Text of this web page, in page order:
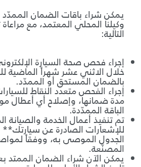
يمكن شراء باقات الضمان الممدّد
وكيلنا المحلي المعتمد، مع
التالية:
إجراء فحص صحة السيارة
خلال الاثني عشر شهراً الماضية
بالضمان المستحق أو الممدّد.
إجراء الفحص متعدد النقاط
مدة ضمانها، وإصلاح أي أعطال
الباقة الممدّدة.
تم تنفيذ أعمال الخدمة والصيانة
للإشعارات الصادرة عن
الجدول الموصى به، ووفقاً
المصنّعة.